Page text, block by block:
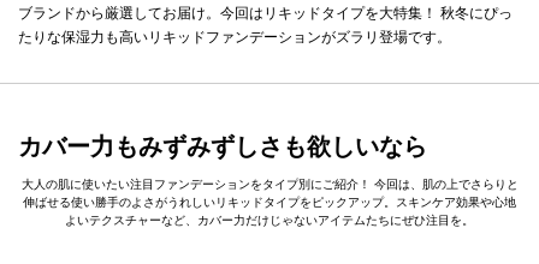
ブランドから厳選してお届け。今回はリキッドタイプを大特集！ 秋冬にぴっ
たりな保湿力も高いリキッドファンデーションがズラリ登場です。
カバー力もみずみずしさも欲しいなら
大人の肌に使いたい注目ファンデーションをタイプ別にご紹介！ 今回は、肌の上でさらりと
伸ばせる使い勝手のよさがうれしいリキッドタイプをピックアップ。スキンケア効果や心地
よいテクスチャーなど、カバー力だけじゃないアイテムたちにぜひ注目を。